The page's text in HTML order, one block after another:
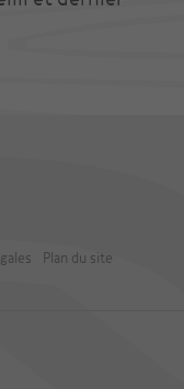
Plan du site